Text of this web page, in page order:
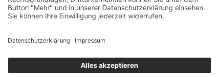
info@huenting-bauelemente.de
http://www.huenting-bauelemente.de
Impressum